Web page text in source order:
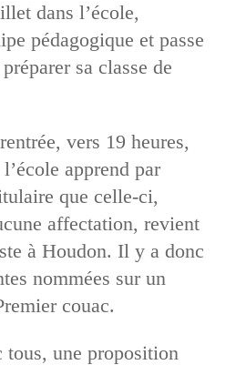
dans l’école,
pédagogique et passe
sa classe de
vers 19 heures,
apprend par
que celle-ci,
affectation, revient
à Houdon. Il y a donc
nommées sur un
couac.
tous, une proposition